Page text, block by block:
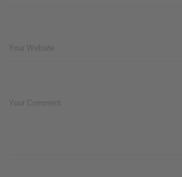
Your Website
Your Comment